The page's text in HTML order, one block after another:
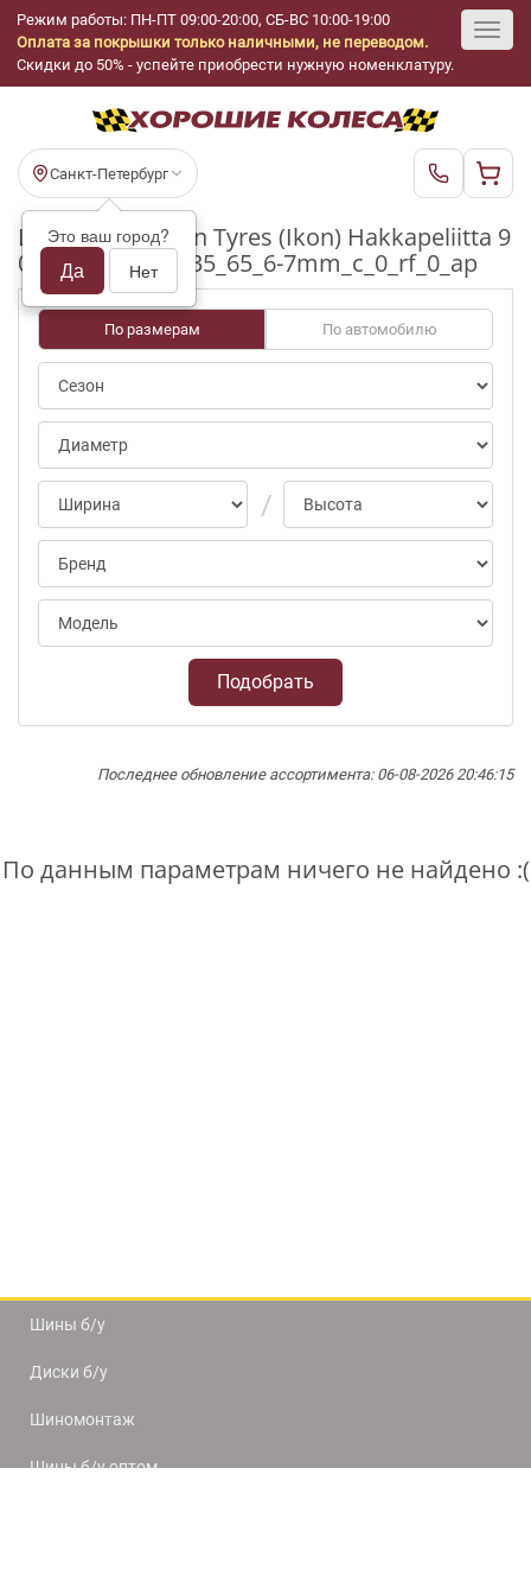
Режим работы: ПН-ПТ 09:00-20:00, СБ-ВС 10:00-19:00
Оплата за покрышки только наличными, не переводом.
Скидки до 50% - успейте приобрести нужную номенклатуру.
Санкт-Петербург
Это ваш город?
Да Нет
Шины бу Nokian Tyres (Ikon) Hakkapeliitta 9
0/0-25pct R18_235_65_6-7mm_c_0_rf_0_ap
По размерам По автомобилю
Подобрать
Последнее обновление ассортимента: 06-08-2026 20:46:15
По данным параметрам ничего не найдено :(
Шины б/у
Диски б/у
Шиномонтаж
Шины б/у оптом